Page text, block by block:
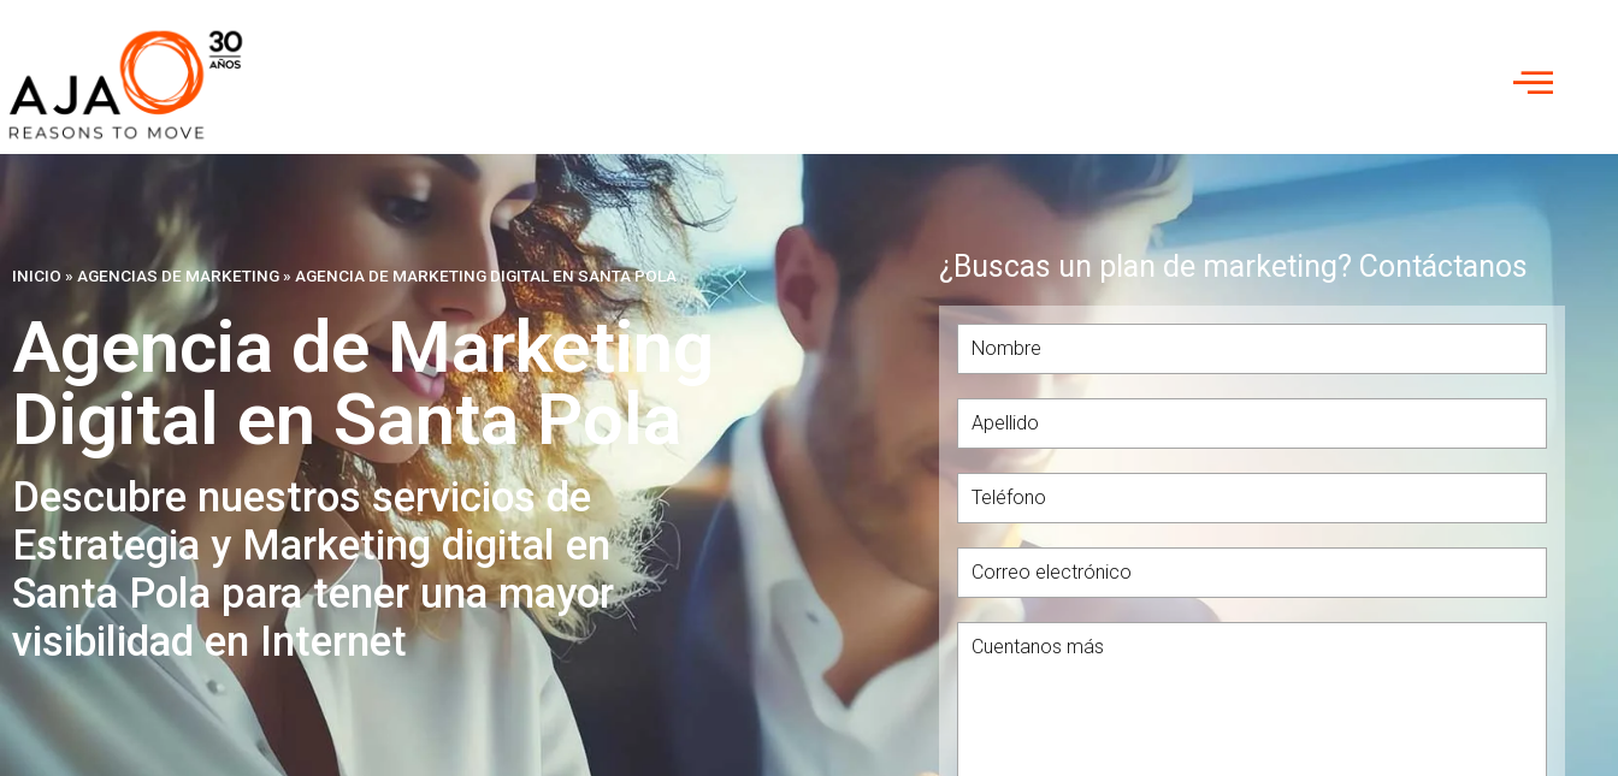
INICIO » AGENCIAS DE MARKETING» AGENCIA DE MARKETING DIGITAL EN SANTA POLA
Agencia de Marketing
Digital en Santa Pola
Descubre nuestros servicios de
Estrategia y Marketing digital en
Santa Pola para tener una mayor
visibilidad en Internet
¿Buscas un plan de marketing? Contáctanos